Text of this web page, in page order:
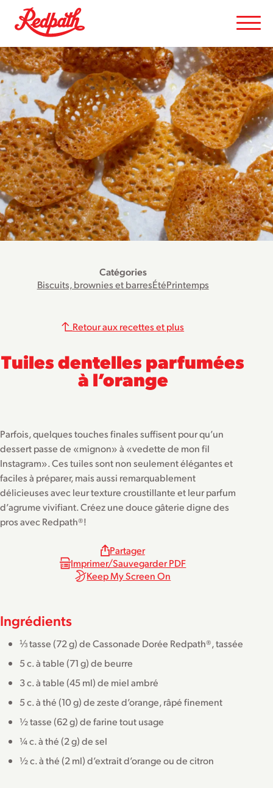
Catégories
Biscuits, brownies et barresÉtéPrintemps
Tuiles dentelles parfumées
à l’orange
Retour aux recettes et plus
Parfois, quelques touches finales suffisent pour qu’un
dessert passe de «mignon» à «vedette de mon fil
Instagram». Ces tuiles sont non seulement élégantes et
faciles à préparer, mais aussi remarquablement
délicieuses avec leur texture croustillante et leur parfum
d’agrume vivifiant. Créez une douce gâterie digne des
pros avec Redpath®!
Partager
Imprimer/Sauvegarder PDF
Keep My Screen On
Ingrédients
⅓ tasse (72 g) de Cassonade Dorée Redpath®, tassée
5 c. à table (71 g) de beurre
3 c. à table (45 ml) de miel ambré
5 c. à thé (10 g) de zeste d’orange, râpé finement
½ tasse (62 g) de farine tout usage
¼ c. à thé (2 g) de sel
½ c. à thé (2 ml) d’extrait d’orange ou de citron